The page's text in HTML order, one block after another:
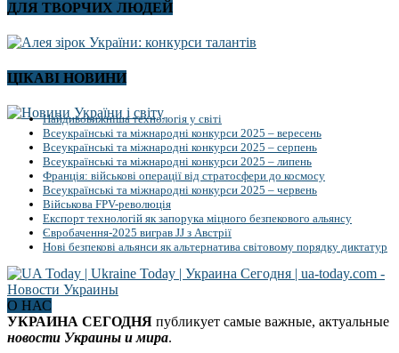
ДЛЯ ТВОРЧИХ ЛЮДЕЙ
ЦІКАВІ НОВИНИ
Найдивовижніша технологія у світі
Всеукраїнські та міжнародні конкурси 2025 – вересень
Всеукраїнські та міжнародні конкурси 2025 – серпень
Всеукраїнські та міжнародні конкурси 2025 – липень
Франція: військові операції від стратосфери до космосу
Всеукраїнські та міжнародні конкурси 2025 – червень
Військова FPV-революція
Експорт технологій як запорука міцного безпекового альянсу
Євробачення-2025 виграв JJ з Австрії
Нові безпекові альянси як альтернатива світовому порядку диктатур
О НАС
УКРАИНА СЕГОДНЯ публикует самые важные, актуальные
новости Украины и мира.